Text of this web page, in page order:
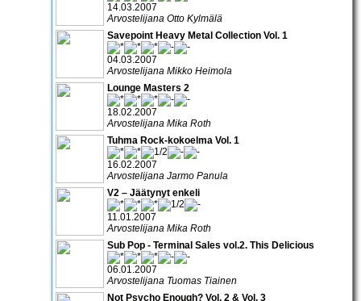
14.03.2007
Arvostelijana Otto Kylmälä
Savepoint Heavy Metal Collection Vol. 1
04.03.2007
Arvostelijana Mikko Heimola
Lounge Masters 2
18.02.2007
Arvostelijana Mika Roth
Tuhma Rock-kokoelma Vol. 1
16.02.2007
Arvostelijana Jarmo Panula
V2 – Jäätynyt enkeli
11.01.2007
Arvostelijana Mika Roth
Sub Pop - Terminal Sales vol.2. This Delicious
06.01.2007
Arvostelijana Tuomas Tiainen
Not Psycho Enough? Vol. 2 & Vol. 3